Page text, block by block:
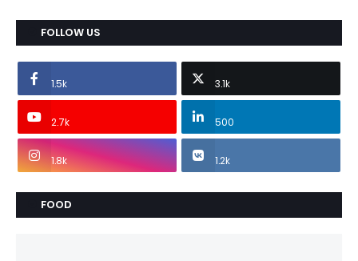
FOLLOW US
1.5k 3.1k
2.7k 500
1.8k 1.2k
FOOD